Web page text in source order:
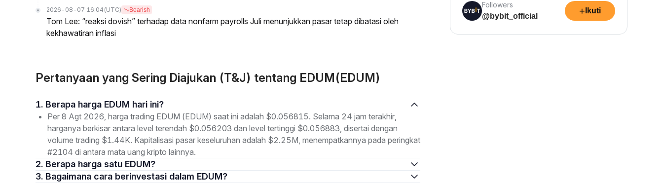
2026-08-07 16:04 (UTC) Bearish
Tom Lee: “reaksi dovish” terhadap data nonfarm payrolls Juli menunjukkan pasar tetap dibatasi oleh
kekhawatiran inflasi
Pertanyaan yang Sering Diajukan (T&J) tentang EDUM(EDUM)
1. Berapa harga EDUM hari ini?
Per 8 Agt 2026, harga trading EDUM (EDUM) saat ini adalah $0.056815. Selama 24 jam terakhir,
harganya berkisar antara level terendah $0.056203 dan level tertinggi $0.056883, disertai dengan
volume trading $1.44K. Kapitalisasi pasar keseluruhan adalah $2.25M, menempatkannya pada peringkat
#2104 di antara mata uang kripto lainnya.
2. Berapa harga satu EDUM?
3. Bagaimana cara berinvestasi dalam EDUM?
Followers
@bybit_official
+ Ikuti